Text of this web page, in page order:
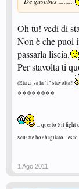
Oh tu! vedi di
Non è che puoi
passarla liscia.
Per stavolta ti
(Eta ci va la "i" stavolta?
********
... questo è il fight
Scusate ho sbagliato...
1 Ago 2011